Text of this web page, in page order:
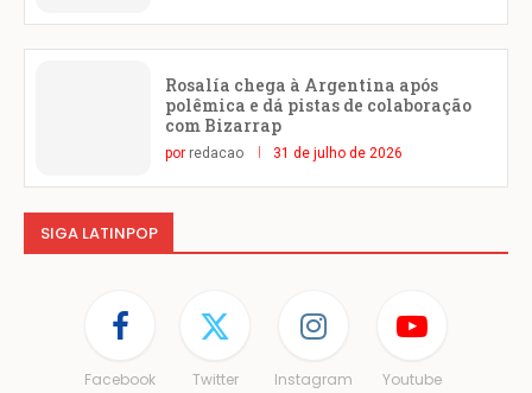
Rosalía chega à Argentina após
polêmica e dá pistas de colaboração
com Bizarrap
por redacao 31 de julho de 2026
SIGA LATINPOP
Facebook Twitter Instagram Youtube